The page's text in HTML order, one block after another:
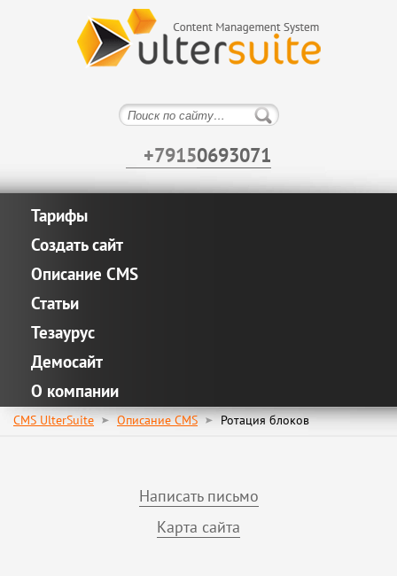
Тарифы
Создать сайт
Описание CMS
Статьи
Тезаурус
Демосайт
О компании
CMS UlterSuite Описание CMS Ротация блоков
+79150693071
Написать письмо
Карта сайта